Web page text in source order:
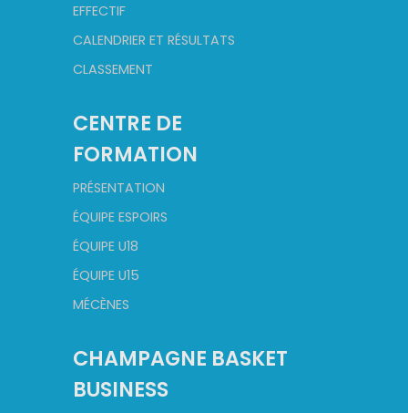
EFFECTIF
CALENDRIER ET RÉSULTATS
CLASSEMENT
CENTRE DE
FORMATION
PRÉSENTATION
ÉQUIPE ESPOIRS
ÉQUIPE U18
ÉQUIPE U15
MÉCÈNES
CHAMPAGNE BASKET
BUSINESS